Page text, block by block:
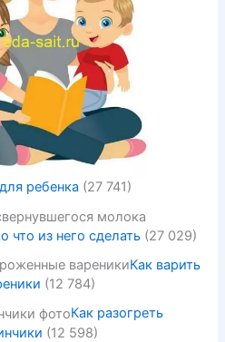
ребенка (27 741)
что из него сделать (27 029)
Как варить
(12 784)
Как разогреть
(12 598)